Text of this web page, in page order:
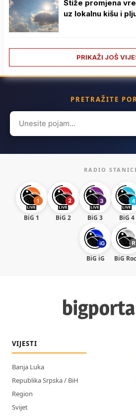
Stiže promjena
uz lokalnu kišu i
PRIKAŽI JOŠ
PRETRAŽITE
Search
for:
RADIO
BiG 1 BiG 2 BiG 3 BiG 4
BiG iG BiG
VIJESTI
Banja Luka
Republika Srpska / BiH
Region
Svijet